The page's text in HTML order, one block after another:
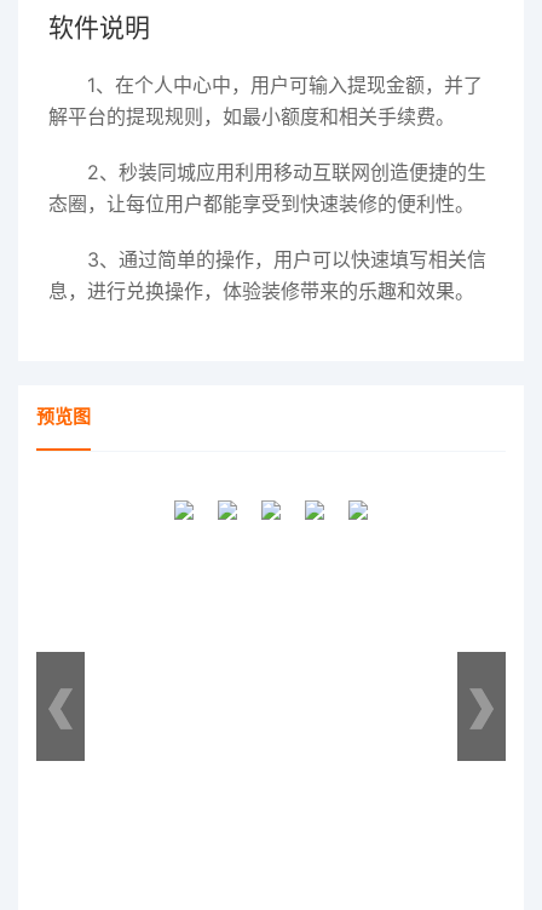
软件说明
1、在个人中心中，用户可输入提现金额，并了
解平台的提现规则，如最小额度和相关手续费。
2、秒装同城应用利用移动互联网创造便捷的生
态圈，让每位用户都能享受到快速装修的便利性。
3、通过简单的操作，用户可以快速填写相关信
息，进行兑换操作，体验装修带来的乐趣和效果。
预览图